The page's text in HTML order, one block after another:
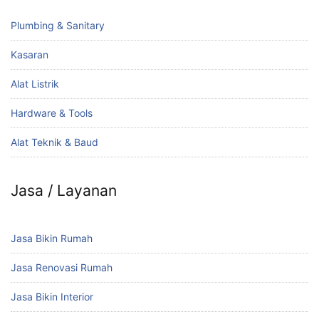
Plumbing & Sanitary
Kasaran
Alat Listrik
Hardware & Tools
Alat Teknik & Baud
Jasa / Layanan
Jasa Bikin Rumah
Jasa Renovasi Rumah
Jasa Bikin Interior